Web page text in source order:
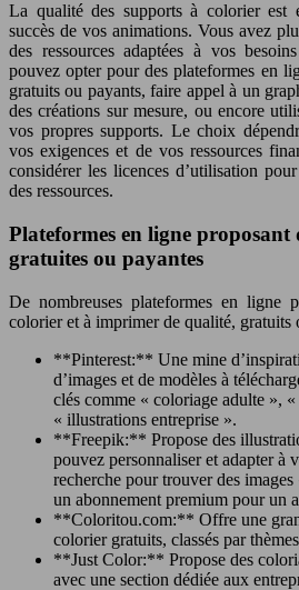
La qualité des supports à colorier est
succès de vos animations. Vous avez
des ressources adaptées à vos
pouvez opter pour des plateformes en
gratuits ou payants, faire appel à un
des créations sur mesure, ou encore
vos propres supports. Le choix
vos exigences et de vos ressources
considérer les licences d’utilisation pour
des ressources.
Plateformes en ligne proposant
gratuites ou payantes
De nombreuses plateformes en ligne
colorier et à imprimer de qualité, gratuits
**Pinterest:** Une mine
d’images et de modèles à
clés comme « coloriage adulte »,
« illustrations entreprise ».
**Freepik:** Propose des
pouvez personnaliser et adapter à
recherche pour trouver des
un abonnement premium pour un
**Coloritou.com:** Offre une
colorier gratuits, classés par
**Just Color:** Propose des
avec une section dédiée aux